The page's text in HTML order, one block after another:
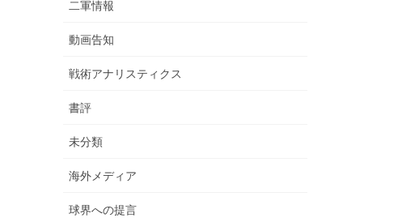
二軍情報
動画告知
戦術アナリスティクス
書評
未分類
海外メディア
球界への提言